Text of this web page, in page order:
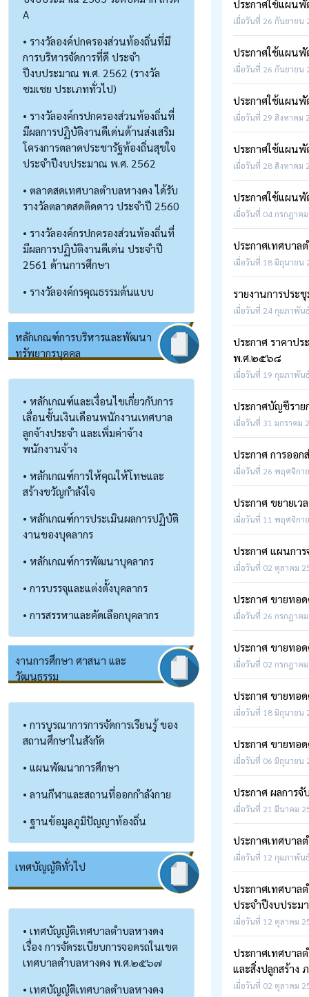
A
• รางวัลองค์ปกครองส่วนท้องถิ่นที่มี
การบริหารจัดการที่ดี ประจำ
ปีงบประมาณ พ.ศ. 2562 (รางวัล
ชมเชย ประเภททั่วไป)
• รางวัลองค์กรปกครองส่วนท้องถิ่นที่
มีผลการปฏิบัติงานดีเด่นด้านส่งเสริม
โครงการตลาดประชารัฐท้องถิ่นสุขใจ
ประจำปีงบประมาณ พ.ศ. 2562
• ตลาดสดเทศบาลตำบลหางดง ได้รับ
รางวัลตลาดสดติดดาว ประจำปี 2560
• รางวัลองค์กรปกครองส่วนท้องถิ่นที่
มีผลการปฏิบัติงานดีเด่น ประจำปี
2561 ด้านการศึกษา
• รางวัลองค์กรคุณธรรมต้นแบบ
หลักเกณฑ์การบริหารและพัฒนา
ทรัพยากรบุคคล
• หลักเกณฑ์และเงื่อนไขเกี่ยวกับการ
เลื่อนขั้นเงินเดือนพนักงานเทศบาล
ลูกจ้างประจำ และเพิ่มค่าจ้าง
พนักงานจ้าง
• หลักเกณฑ์การให้คุณให้โทษและ
สร้างขวัญกำลังใจ
• หลักเกณฑ์การประเมินผลการปฏิบัติ
งานของบุคลากร
• หลักเกณฑ์การพัฒนาบุคลากร
• การบรรจุและแต่งตั้งบุคลากร
• การสรรหาและคัดเลือกบุคลากร
งานการศึกษา ศาสนา และ
วัฒนธรรม
• การบูรณาการการจัดการเรียนรู้ ของ
สถานศึกษาในสังกัด
• แผนพัฒนาการศึกษา
• ลานกีฬาและสถานที่ออกกำลังกาย
• ฐานข้อมูลภูมิปัญญาท้องถิ่น
เทศบัญญัติทั่วไป
• เทศบัญญัติเทศบาลตำบลหางดง
เรื่อง การจัดระเบียบการจอดรถในเขต
เทศบาลตำบลหางดง พ.ศ.๒๕๖๗
• เทศบัญญัติเทศบาลตำบลหางดง
ประกาศใช้แผน
เมื่อวันที่ 26 กันยายน
ประกาศใช้แผน
เมื่อวันที่ 26 กันยายน
ประกาศใช้แผน
เมื่อวันที่ 29 สิงหาคม
ประกาศใช้แผน
เมื่อวันที่ 28 สิงหาคม
ประกาศใช้แผน
เมื่อวันที่ 04 กรกฎาค
ประกาศเทศบาล
เมื่อวันที่ 18 มิถุนายน
รายงานการปร
เมื่อวันที่ 24 กุมภาพัน
ประกาศ ราคาป
พ.ศ.๒๕๖๘
เมื่อวันที่ 19 กุมภาพัน
ประกาศบัญชีราย
เมื่อวันที่ 31 มกราคม
ประกาศ การออ
เมื่อวันที่ 26 พฤศจิกา
ประกาศ ขยายเ
เมื่อวันที่ 11 พฤศจิกา
ประกาศ แผนกา
เมื่อวันที่ 02 ตุลาคม
ประกาศ ขายทอ
เมื่อวันที่ 26 กรกฎาค
ประกาศ ขายทอ
เมื่อวันที่ 02 กรกฎาค
ประกาศ ขายทอ
เมื่อวันที่ 18 มิถุนายน
ประกาศ ขายทอ
เมื่อวันที่ 06 มิถุนายน
ประกาศ ผลการ
เมื่อวันที่ 21 มีนาคม
ประกาศเทศบาล
เมื่อวันที่ 12 กุมภาพัน
ประกาศเทศบาล
ประจำปีงบประ
เมื่อวันที่ 12 ตุลาคม
ประกาศเทศบาล
และสิ่งปลูกสร้าง
เมื่อวันที่ 02 ตุลาคม